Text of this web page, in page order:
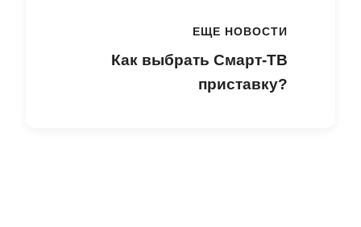
ЕЩЕ НОВОСТИ
Как выбрать Смарт-ТВ
приставку?